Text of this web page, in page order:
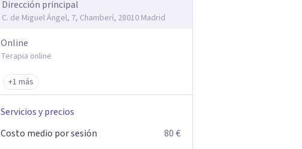
Dirección principal
C. de Miguel Ángel, 7, Chamberí, 28010 Madrid
Online
Terapia online
+1 más
Servicios y precios
Costo medio por sesión
80 €